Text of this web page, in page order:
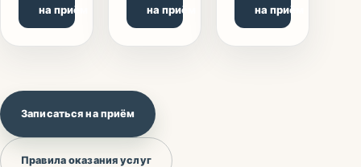
на приём
на приём
на приём
Записаться на приём
Правила оказания услуг